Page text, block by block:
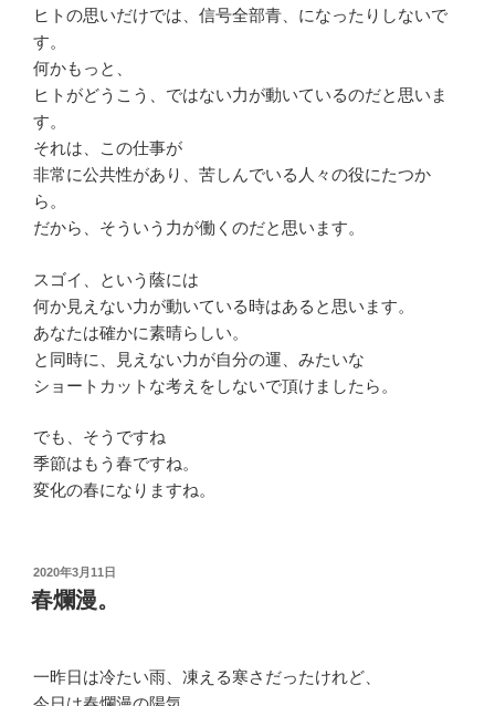
ヒトの思いだけでは、信号全部青、になったりしないで
す。
何かもっと、
ヒトがどうこう、ではない力が動いているのだと思いま
す。
それは、この仕事が
非常に公共性があり、苦しんでいる人々の役にたつか
ら。
だから、そういう力が働くのだと思います。
スゴイ、という蔭には
何か見えない力が動いている時はあると思います。
あなたは確かに素晴らしい。
と同時に、見えない力が自分の運、みたいな
ショートカットな考えをしないで頂けましたら。
でも、そうですね
季節はもう春ですね。
変化の春になりますね。
投
稿
日:
2020年3月11日
春爛漫。
一昨日は冷たい雨、凍える寒さだったけれど、